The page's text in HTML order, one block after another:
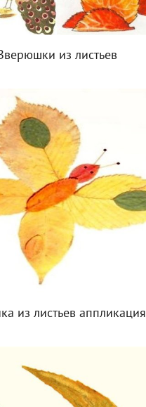
из листьев
из листьев аппликация